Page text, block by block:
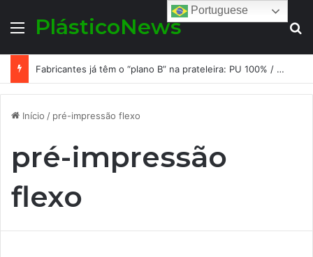
MenuPlásticoNews
Fabricantes já têm o “plano B” na prateleira: PU 100% / NC-free existe, mas ainda é pouco usado: a hora é transformar isso em projeto de resiliência
Início / pré-impressão flexo
pré-impressão
flexo
Portuguese